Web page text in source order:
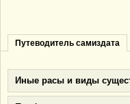
Путеводитель самиздата
Иные расы и виды